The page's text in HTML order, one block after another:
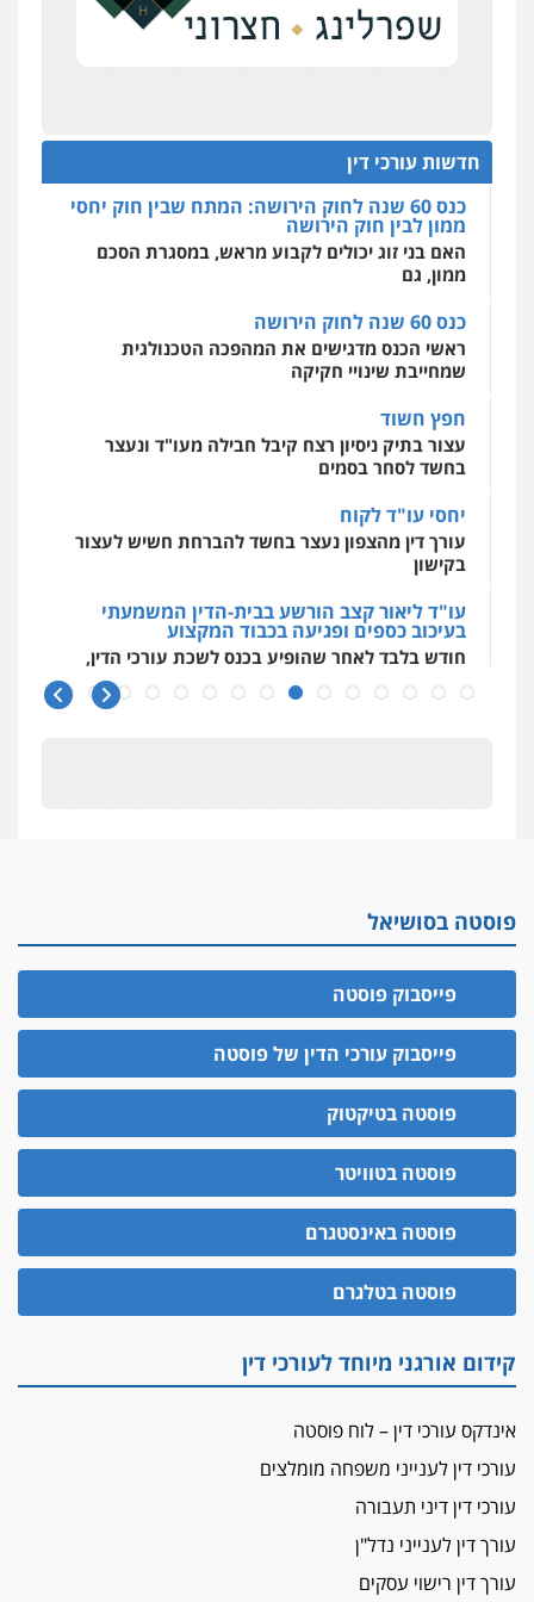
אחסון אתרים
מהירות הגנה גיבוי תמיכה שירותים
מקצועיים לעורכי דין
מרכז התחלה חדשה
אסירים עבירות מין שירותים מקצועיים
לעורכי דין
חדשות עורכי דין
מחוז מרכז לפני הכנסת
כנס תביעות ייצוגיות: הדילמה בין זכויות צרכנים
הדוקטורט של עו"ד יואב ציוני: מע"מ ומוסדות ללא
כוונת רווח
כנס 60 שנה לחוק הירושה: המתח שבין חוק יחסי
ממון לבין חוק הירושה
האם בני זוג יכולים לקבוע מראש, במסגרת הסכם
ממון, גם
כנס 60 שנה לחוק הירושה
ראשי הכנס מדגישים את המהפכה הטכנולגית
שמחייבת שינויי חקיקה
חפץ חשוד
עצור בתיק ניסיון רצח קיבל חבילה מעו"ד ונעצר
בחשד לסחר בסמים
יחסי עו"ד לקוח
עורך דין מהצפון נעצר בחשד להברחת חשיש לעצור
בקישון
עו"ד ליאור קצב הורשע בבית-הדין המשמעתי
בעיכוב כספים ופגיעה בכבוד המקצוע
חודש בלבד לאחר שהופיע בכנס לשכת עורכי הדין,
אלה המינויים
הוועדה לבחירת שופטים בחרה 26 שופטים ורשמים
נוספים
ראו הוזהרתם
הפרקליטות מקדמת הפללת עורכי דין "קונסילייריז"
בחוק המאבק בארגוני פשיעה
משרות אמון
יו"ר מחוז ת"א משבץ עובדות שלו למינוי דייני בית
הדין למשמעת
האופנוע חזר הביתה
עו"ד גיל פרידמן והרפתקאות אופנוע השטח שלו
הזכות לטנף
מאסר לעורך הדין
פיקטיביות בשם פלסטינים
על המידתיות
ביה"ד המשמעתי ביטל השעיה לצמיתות של
עורכת-דין שהביעה שמחה ב-7 באוקטובר
אשם
פוסטה בסושיאל
פייסבוק פוסטה
פייסבוק עורכי הדין של פוסטה
פוסטה בטיקטוק
פוסטה בטוויטר
פוסטה באינסטגרם
פוסטה בטלגרם
קידום אורגני מיוחד לעורכי דין
אינדקס עורכי דין – לוח פוסטה
עורכי דין לענייני משפחה מומלצים
עורכי דין דיני תעבורה
עורך דין לענייני נדל"ן
עורך דין רישוי עסקים